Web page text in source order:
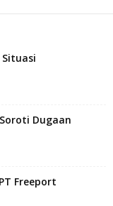
Situasi
Dugaan
Freeport